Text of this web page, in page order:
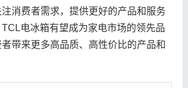
消费者需求，提供更好的产品和服务
电冰箱有望成为家电市场的领先品
带来更多高品质、高性价比的产品和